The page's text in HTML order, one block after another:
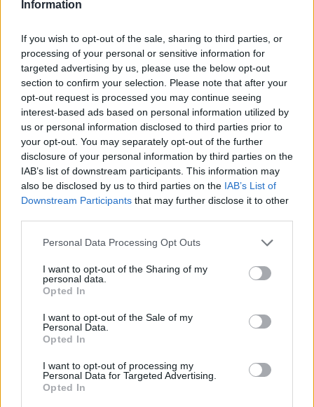
Information
If you wish to opt-out of the sale, sharing to third parties, or
processing of your personal or sensitive information for
targeted advertising by us, please use the below opt-out
section to confirm your selection. Please note that after your
opt-out request is processed you may continue seeing
interest-based ads based on personal information utilized by
us or personal information disclosed to third parties prior to
your opt-out. You may separately opt-out of the further
disclosure of your personal information by third parties on the
IAB’s list of downstream participants. This information may
also be disclosed by us to third parties on the IAB’s List of
Downstream Participants that may further disclose it to other
Personal Data Processing Opt Outs
I want to opt-out of the Sharing of my
personal data.
Opted In
I want to opt-out of the Sale of my
Personal Data.
Opted In
I want to opt-out of processing my
Personal Data for Targeted Advertising.
Opted In
Eladó adatai
Eladó:Biksady Galéria
Cím: Törő Tamás
Biksady Galéria Kft.
1055, Budapest, Falk Miksa u.
24-26.
Telefon: 061/784-1111 061/780-
9307
Weboldal:
GALÉRIA TOVÁBBI MŰTÁRGYAI
KAPCSOLÓDÓ MŰTÁRGYAK